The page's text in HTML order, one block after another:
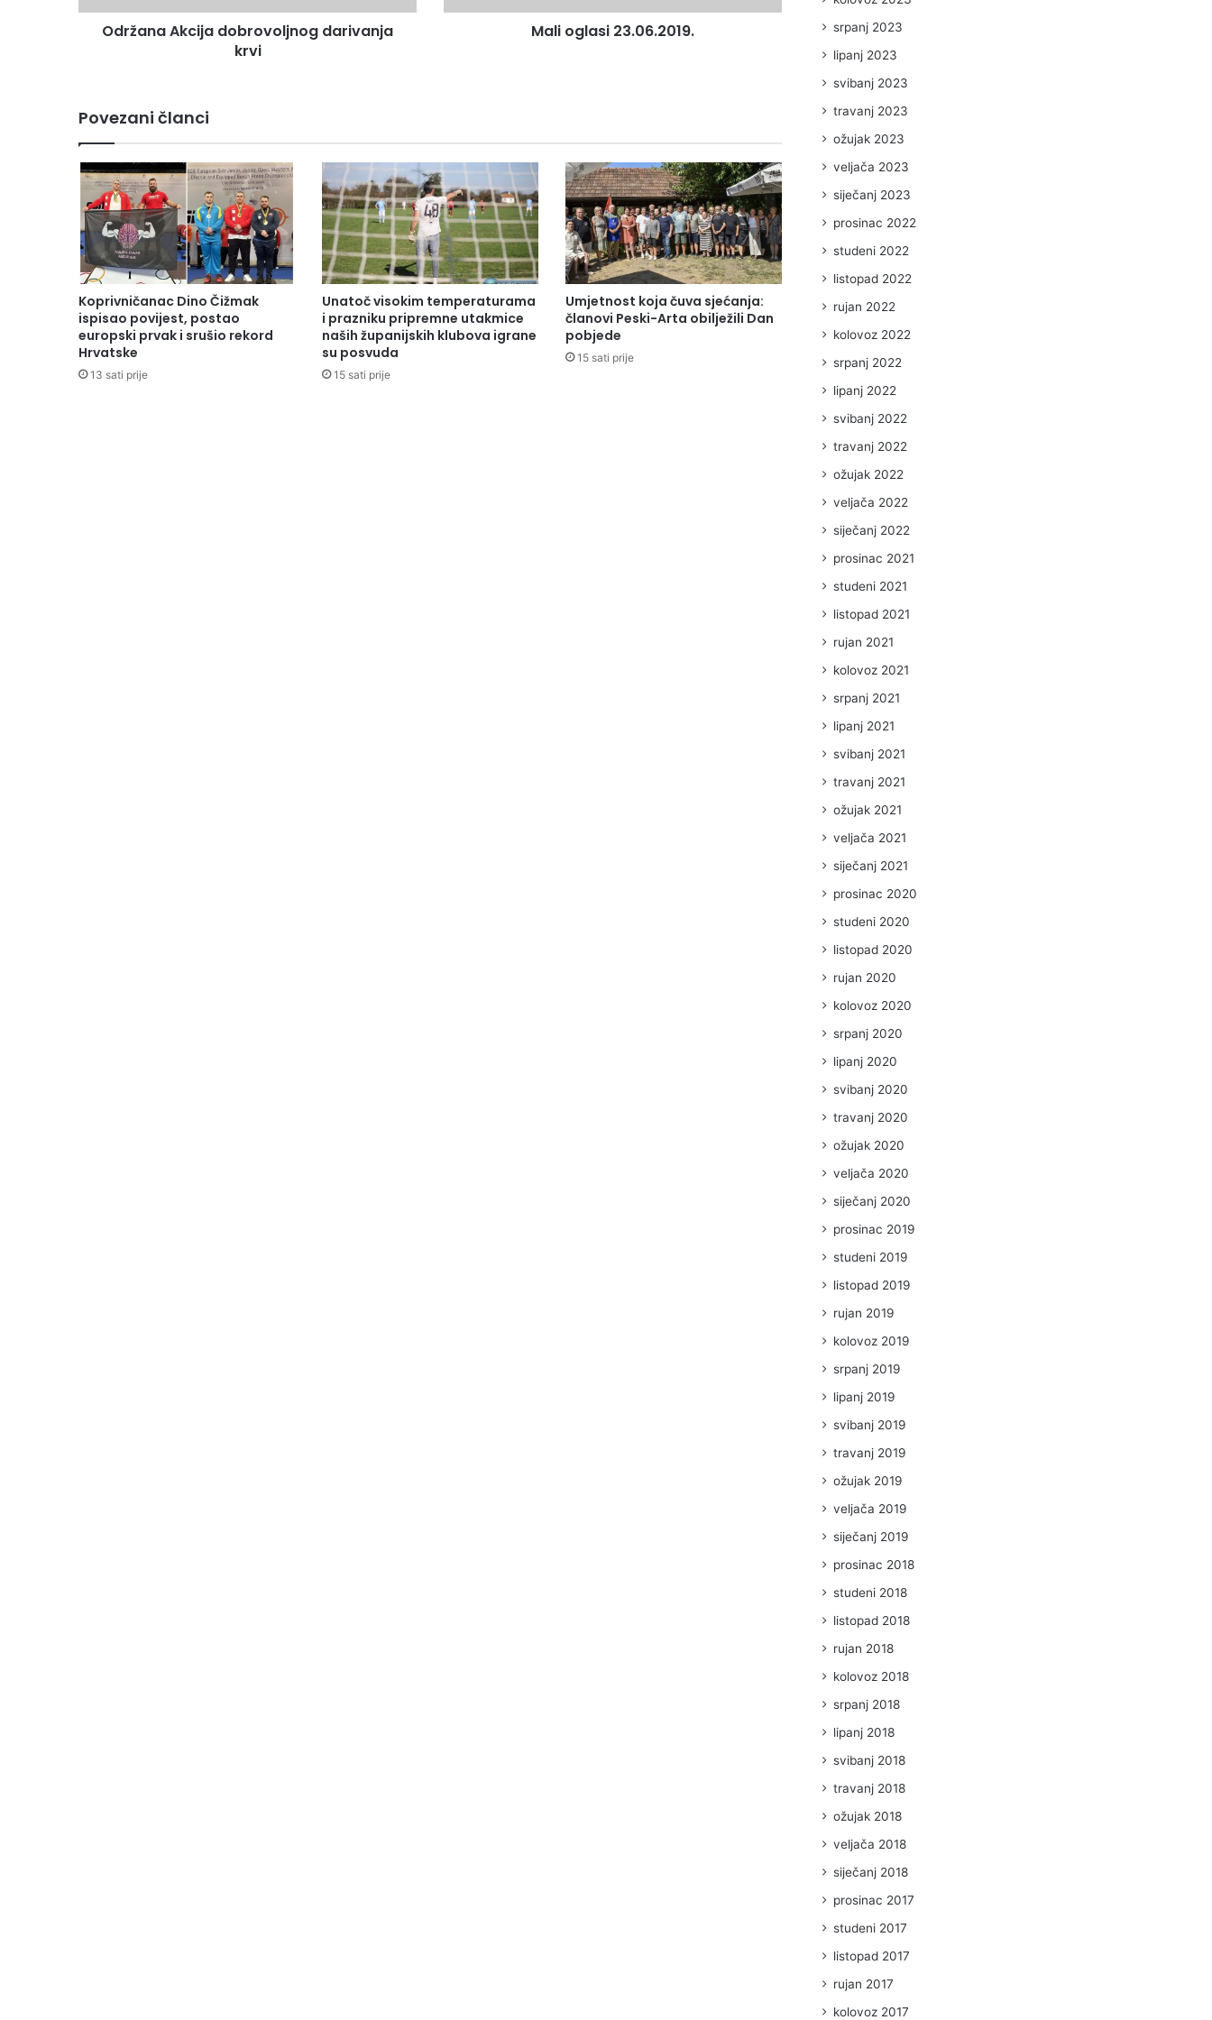
Održana Akcija dobrovoljnog darivanja
krvi
Mali oglasi 23.06.2019.
Povezani članci
Koprivničanac Dino Čižmak
ispisao povijest, postao
europski prvak i srušio rekord
Hrvatske
13 sati prije
Unatoč visokim temperaturama
i prazniku pripremne utakmice
naših županijskih klubova igrane
su posvuda
15 sati prije
Umjetnost koja čuva sjećanja:
članovi Peski-Arta obilježili Dan
pobjede
15 sati prije
srpanj 2023
lipanj 2023
svibanj 2023
travanj 2023
ožujak 2023
veljača 2023
siječanj 2023
prosinac 2022
studeni 2022
listopad 2022
rujan 2022
kolovoz 2022
srpanj 2022
lipanj 2022
svibanj 2022
travanj 2022
ožujak 2022
veljača 2022
siječanj 2022
prosinac 2021
studeni 2021
listopad 2021
rujan 2021
kolovoz 2021
srpanj 2021
lipanj 2021
svibanj 2021
travanj 2021
ožujak 2021
veljača 2021
siječanj 2021
prosinac 2020
studeni 2020
listopad 2020
rujan 2020
kolovoz 2020
srpanj 2020
lipanj 2020
svibanj 2020
travanj 2020
ožujak 2020
veljača 2020
siječanj 2020
prosinac 2019
studeni 2019
listopad 2019
rujan 2019
kolovoz 2019
srpanj 2019
lipanj 2019
svibanj 2019
travanj 2019
ožujak 2019
veljača 2019
siječanj 2019
prosinac 2018
studeni 2018
listopad 2018
rujan 2018
kolovoz 2018
srpanj 2018
lipanj 2018
svibanj 2018
travanj 2018
ožujak 2018
veljača 2018
siječanj 2018
prosinac 2017
studeni 2017
listopad 2017
rujan 2017
kolovoz 2017